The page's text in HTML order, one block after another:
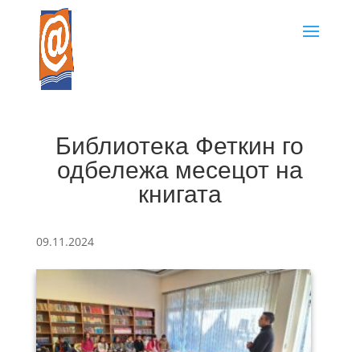
Библиотека Феткин го
одбележа месецот на
книгата
09.11.2024